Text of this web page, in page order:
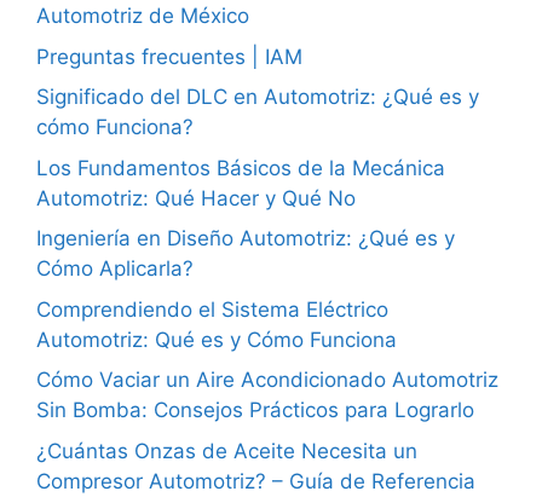
Automotriz de México
Preguntas frecuentes | IAM
Significado del DLC en Automotriz: ¿Qué es y
cómo Funciona?
Los Fundamentos Básicos de la Mecánica
Automotriz: Qué Hacer y Qué No
Ingeniería en Diseño Automotriz: ¿Qué es y
Cómo Aplicarla?
Comprendiendo el Sistema Eléctrico
Automotriz: Qué es y Cómo Funciona
Cómo Vaciar un Aire Acondicionado Automotriz
Sin Bomba: Consejos Prácticos para Lograrlo
¿Cuántas Onzas de Aceite Necesita un
Compresor Automotriz? – Guía de Referencia